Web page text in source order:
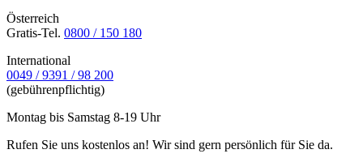
Österreich
Gratis-Tel. 0800 / 150 180
International
0049 / 9391 / 98 200
(gebührenpflichtig)
Montag bis Samstag 8-19 Uhr
Rufen Sie uns kostenlos an! Wir sind gern persönlich für Sie da.